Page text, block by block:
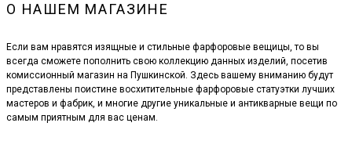
О НАШЕМ МАГАЗИНЕ
Если вам нравятся изящные и стильные фарфоровые вещицы, то вы
всегда сможете пополнить свою коллекцию данных изделий, посетив
комиссионный магазин на Пушкинской. Здесь вашему вниманию будут
представлены поистине восхитительные фарфоровые статуэтки лучших
мастеров и фабрик, и многие другие уникальные и антикварные вещи по
самым приятным для вас ценам.